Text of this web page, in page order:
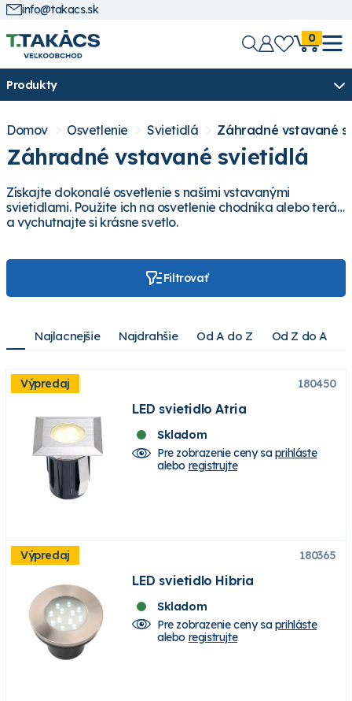
info@takacs.sk
0
Produkty
Domov Osvetlenie Svietidlá Záhradné vstavané
Záhradné vstavané svietidlá
Získajte dokonalé osvetlenie s našimi vstavanými
svietidlami. Použite ich na osvetlenie chodníka alebo terás
a vychutnajte si krásne svetlo.
Filtrovať
Najlacnejšie Najdrahšie Od A do Z Od Z do A
Výpredaj 180450
LED svietidlo Atria
Skladom
Pre zobrazenie ceny saprihláste
alebo registrujte
Výpredaj 180365
LED svietidlo Hibria
Skladom
Pre zobrazenie ceny saprihláste
alebo registrujte